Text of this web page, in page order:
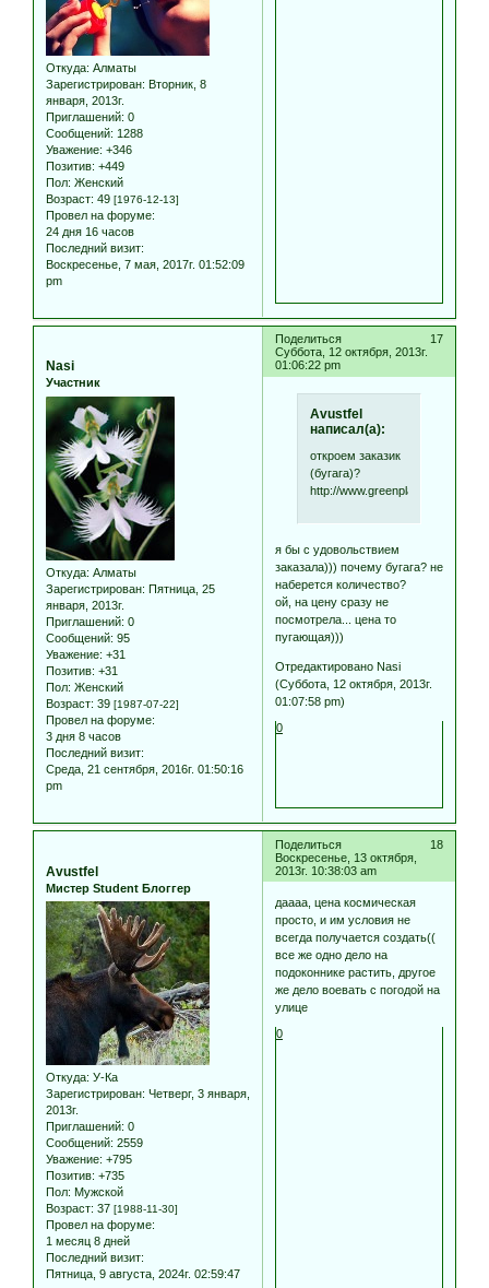
Откуда: Алматы
Зарегистрирован: Вторник, 8
января, 2013г.
Приглашений: 0
Сообщений: 1288
Уважение: +346
Позитив: +449
Пол: Женский
Возраст: 49 [1976-12-13]
Провел на форуме:
24 дня 16 часов
Последний визит:
Воскресенье, 7 мая, 2017г. 01:52:09
pm
Поделиться
17
Суббота, 12 октября, 2013г.
01:06:22 pm
Nasi
Участник
Откуда: Алматы
Зарегистрирован: Пятница, 25
января, 2013г.
Приглашений: 0
Сообщений: 95
Уважение: +31
Позитив: +31
Пол: Женский
Возраст: 39 [1987-07-22]
Провел на форуме:
3 дня 8 часов
Последний визит:
Среда, 21 сентября, 2016г. 01:50:16
pm
Avustfel
написал(а):
откроем заказик
(бугага)?
http://www.greenplants.ru/cat/
я бы с удовольствием
заказала))) почему бугага? не
наберется количество?
ой, на цену сразу не
посмотрела... цена то
пугающая)))
Отредактировано Nasi
(Суббота, 12 октября, 2013г.
01:07:58 pm)
0
Поделиться
18
Воскресенье, 13 октября,
2013г. 10:38:03 am
Avustfel
Мистер Student Блоггер
Откуда: У-Ка
Зарегистрирован: Четверг, 3 января,
2013г.
Приглашений: 0
Сообщений: 2559
Уважение: +795
Позитив: +735
Пол: Мужской
Возраст: 37 [1988-11-30]
Провел на форуме:
1 месяц 8 дней
Последний визит:
Пятница, 9 августа, 2024г. 02:59:47
даааа, цена космическая
просто, и им условия не
всегда получается создать((
все же одно дело на
подоконнике растить, другое
же дело воевать с погодой на
улице
0